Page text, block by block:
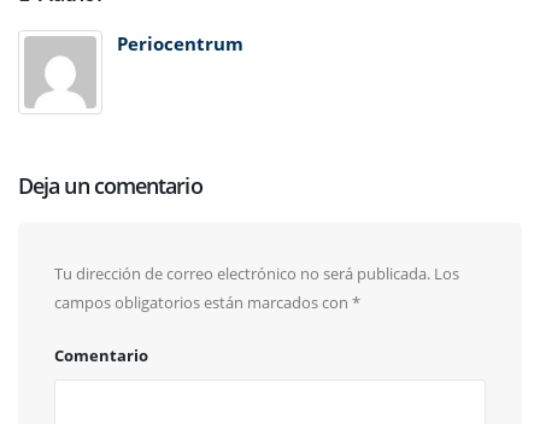
Periocentrum
Deja un comentario
Tu dirección de correo electrónico no será publicada. Los
campos obligatorios están marcados con *
Comentario